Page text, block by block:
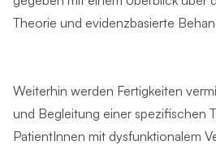
Theorie und evidenzbasierte
Weiterhin werden Fertigkeiten
und Begleitung einer spezifischen
PatientInnen mit dysfunktionalem